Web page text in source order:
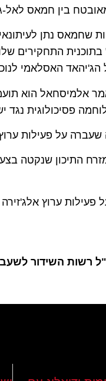
בין חמאס לאל-
שחמאס נתן
התחקירים
הג'יהאד האסלאמי
אלמיסחאל הוא
פסיכולוגית נגד
על פעילות
התיכון שנקטה
ערוץ
רשות השידור